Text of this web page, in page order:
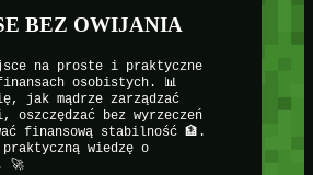
BEZ OWIJANIA
na proste i praktyczne
osobistych. 📊
jak mądrze zarządzać
oszczędzać bez wyrzeczeń
finansową stabilność 🏦.
praktyczną wiedzę o
🚀